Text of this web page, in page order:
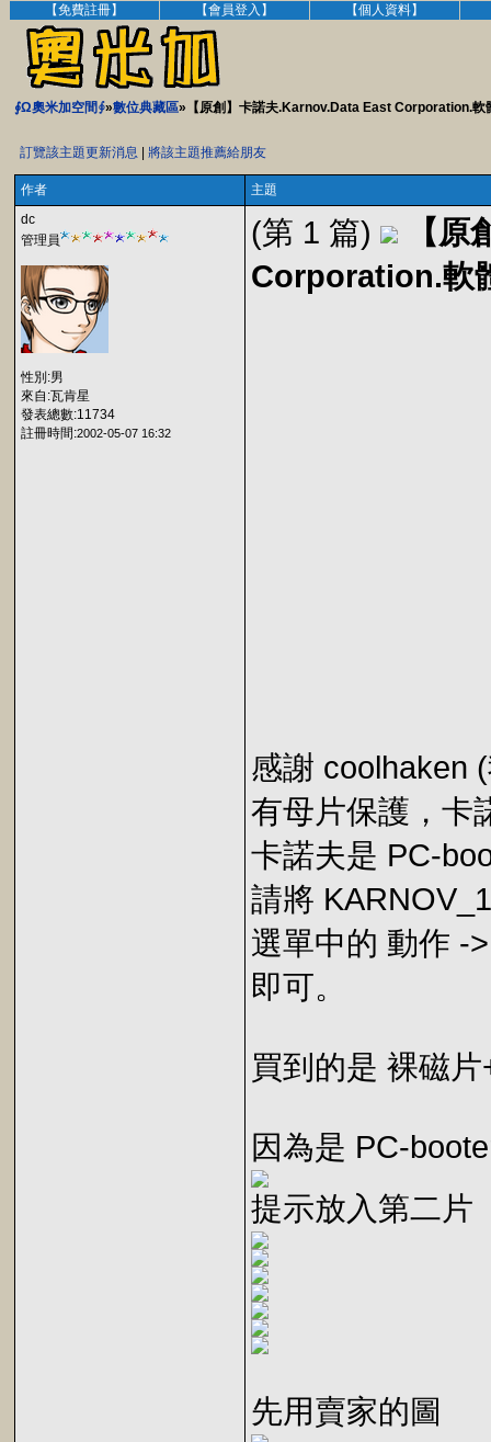
【免費註冊】 【會員登入】 【個人資料】
∮Ω奧米加空間∮»數位典藏區»【原創】卡諾夫.Karnov.Data East Corporation.軟
訂覽該主題更新消息 將該主題推薦給朋友
作者
主題
dc
管理員
性別:男
來自:瓦肯星
發表總數:11734
註冊時間:2002-05-07 16:32
(第 1 篇)
【
Corporation.軟
感謝 coolhaken
有母片保護，卡
卡諾夫是 PC-
請將
選單中的 動作 -
即可。
買到的是 裸磁
因為是 PC-
提示放入第二片
先用賣家的圖